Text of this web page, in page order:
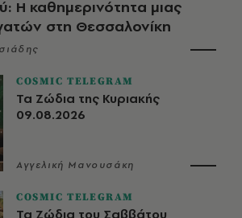
Η καθημερινότητα μιας
στη Θεσσαλονίκη
COSMIC TELEGRAM
Τα Ζώδια της Κυριακής
09.08.2026
Αγγελική Μανουσάκη
COSMIC TELEGRAM
Τα Ζώδια του Σαββάτου